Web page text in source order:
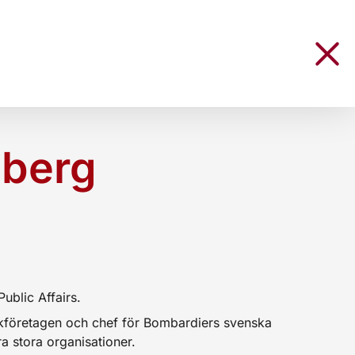
Affairs.
och chef för Bombardiers svenska
stora organisationer.